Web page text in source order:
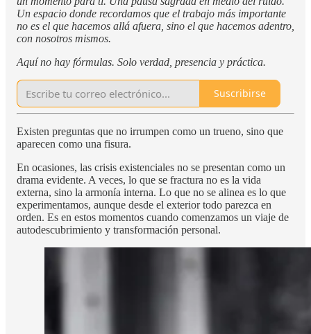
Un espacio donde recordamos que el trabajo más importante
no es el que hacemos allá afuera, sino el que hacemos adentro,
con nosotros mismos.
Aquí no hay fórmulas. Solo verdad, presencia y práctica.
Suscribirse
Existen preguntas que no irrumpen como un trueno, sino que
aparecen como una fisura.
En ocasiones, las crisis existenciales no se presentan como un
drama evidente. A veces, lo que se fractura no es la vida
externa, sino la armonía interna. Lo que no se alinea es lo que
experimentamos, aunque desde el exterior todo parezca en
orden. Es en estos momentos cuando comenzamos un viaje de
autodescubrimiento y transformación personal.